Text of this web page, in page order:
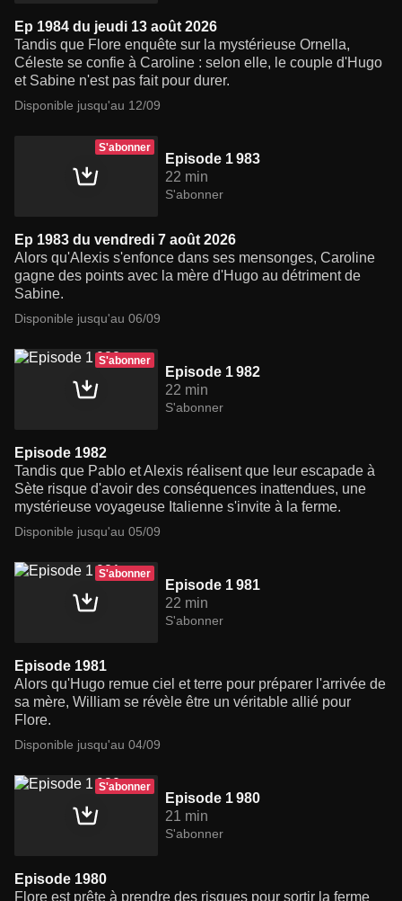
Ep 1984 du jeudi 13 août 2026
Tandis que Flore enquête sur la mystérieuse Ornella,
Céleste se confie à Caroline : selon elle, le couple d'Hugo
et Sabine n'est pas fait pour durer.
Disponible jusqu'au 12/09
S'abonner
Episode 1 983
22 min
S'abonner
Ep 1983 du vendredi 7 août 2026
Alors qu'Alexis s'enfonce dans ses mensonges, Caroline
gagne des points avec la mère d'Hugo au détriment de
Sabine.
Disponible jusqu'au 06/09
S'abonner
Episode 1 982
22 min
S'abonner
Episode 1982
Tandis que Pablo et Alexis réalisent que leur escapade à
Sète risque d'avoir des conséquences inattendues, une
mystérieuse voyageuse Italienne s'invite à la ferme.
Disponible jusqu'au 05/09
S'abonner
Episode 1 981
22 min
S'abonner
Episode 1981
Alors qu'Hugo remue ciel et terre pour préparer l'arrivée de
sa mère, William se révèle être un véritable allié pour
Flore.
Disponible jusqu'au 04/09
S'abonner
Episode 1 980
21 min
S'abonner
Episode 1980
Flore est prête à prendre des risques pour sortir la ferme